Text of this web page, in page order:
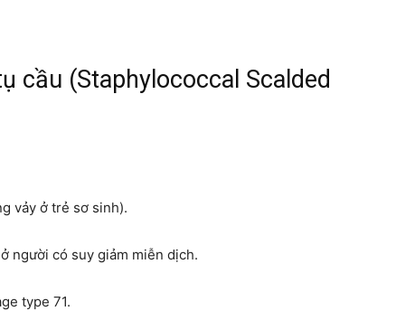
cầu (Staphylococcal Scalded
vảy ở trẻ sơ sinh).
người có suy giảm miễn dịch.
type 71.